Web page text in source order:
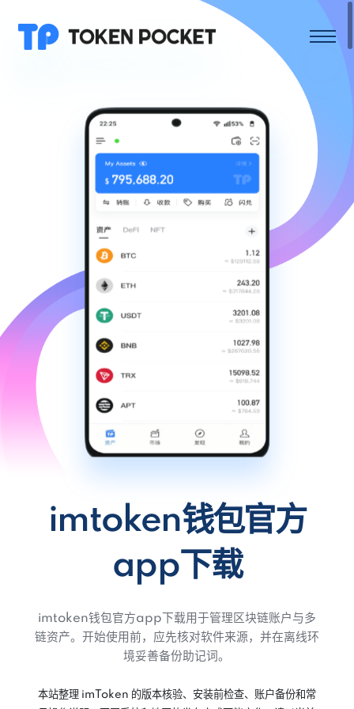
imtoken钱包官方
app下载
imtoken钱包官方app下载用于管理区块链账户与多
链资产。开始使用前，应先核对软件来源，并在离线环
境妥善备份助记词。
本站整理 imToken 的版本核验、安装前检查、账户备份和常